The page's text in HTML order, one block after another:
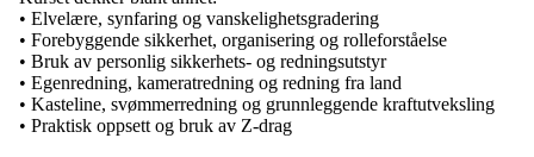
• Elvelære, synfaring og vanskelighetsgradering
• Forebyggende sikkerhet, organisering og rolleforståelse
• Bruk av personlig sikkerhets- og redningsutstyr
• Egenredning, kameratredning og redning fra land
• Kasteline, svømmerredning og grunnleggende kraftutveksling
• Praktisk oppsett og bruk av Z-drag